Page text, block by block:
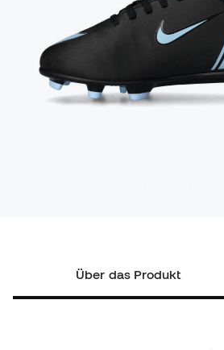
Über das Produkt